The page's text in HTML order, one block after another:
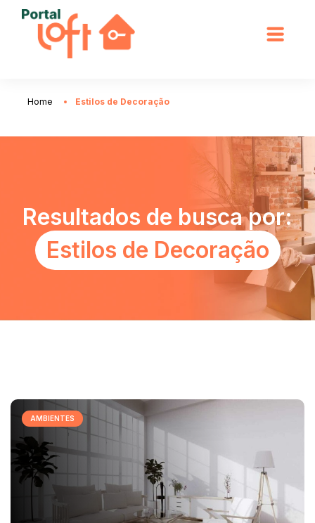
Home Estilos de Decoração
Resultados de busca por:
Estilos de Decoração
AMBIENTES